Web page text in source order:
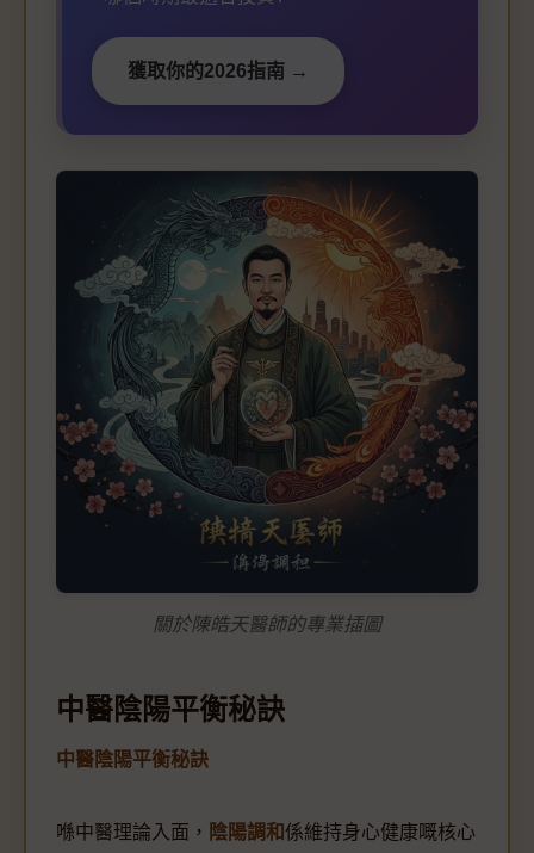
獲取你的2026指南 →
關於陳皓天醫師的專業插圖
中醫陰陽平衡秘訣
中醫陰陽平衡秘訣
喺中醫理論入面， 陰陽調和係維持身心健康嘅核心